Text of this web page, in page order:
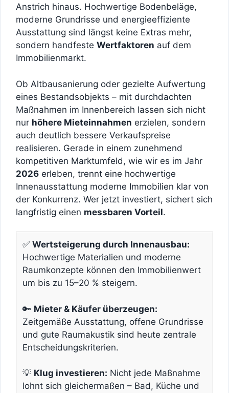
Anstrich hinaus. Hochwertige Bodenbeläge,
moderne Grundrisse und energieeffiziente
Ausstattung sind längst keine Extras mehr,
sondern handfeste Wertfaktoren auf dem
Immobilienmarkt.
Ob Altbausanierung oder gezielte Aufwertung
eines Bestandsobjekts – mit durchdachten
Maßnahmen im Innenbereich lassen sich nicht
nur höhere Mieteinnahmen erzielen, sondern
auch deutlich bessere Verkaufspreise
realisieren. Gerade in einem zunehmend
kompetitiven Marktumfeld, wie wir es im Jahr
2026 erleben, trennt eine hochwertige
Innenausstattung moderne Immobilien klar von
der Konkurrenz. Wer jetzt investiert, sichert sich
langfristig einen messbaren Vorteil.
✅ Wertsteigerung durch Innenausbau:
Hochwertige Materialien und moderne
Raumkonzepte können den Immobilienwert
um bis zu 15–20 % steigern.
🔑 Mieter & Käufer überzeugen:
Zeitgemäße Ausstattung, offene Grundrisse
und gute Raumakustik sind heute zentrale
Entscheidungskriterien.
💡 Klug investieren: Nicht jede Maßnahme
lohnt sich gleichermaßen – Bad, Küche und